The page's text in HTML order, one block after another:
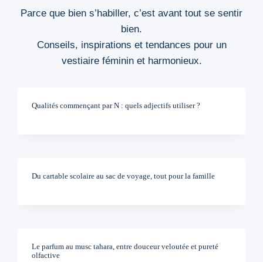
Parce que bien s’habiller, c’est avant tout se sentir
bien.
Conseils, inspirations et tendances pour un
vestiaire féminin et harmonieux.
Qualités commençant par N : quels adjectifs utiliser ?
Du cartable scolaire au sac de voyage, tout pour la famille
Le parfum au musc tahara, entre douceur veloutée et pureté
olfactive